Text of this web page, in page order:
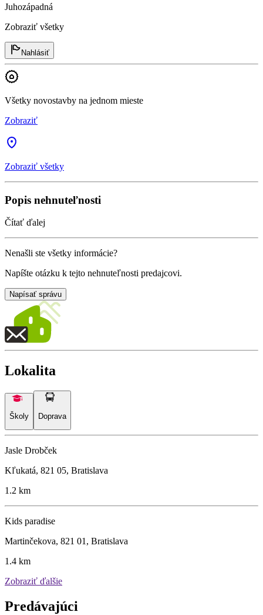
Juhozápadná
Zobraziť všetky
Nahlásiť
Všetky novostavby na jednom mieste
Zobraziť
Zobraziť všetky
Popis nehnuteľnosti
Čítať ďalej
Nenašli ste všetky informácie?
Napíšte otázku k tejto nehnuteľnosti predajcovi.
Napísať správu
Lokalita
Školy Doprava
Jasle Drobček
Kľukatá, 821 05, Bratislava
1.2 km
Kids paradise
Martinčekova, 821 01, Bratislava
1.4 km
Zobraziť ďalšie
Predávajúci